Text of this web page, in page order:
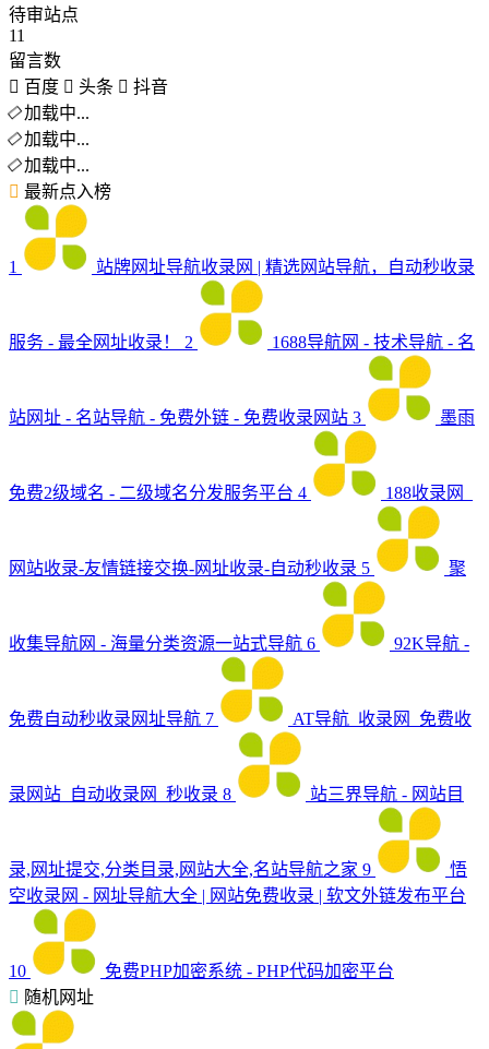
待审站点
11
留言数
百度
头条
抖音
加载中...
加载中...
加载中...
最新点入榜
1 站牌网址导航收录网 | 精选网站导航，自动秒收录
服务 - 最全网址收录！ 2 1688导航网 - 技术导航 - 名
站网址 - 名站导航 - 免费外链 - 免费收录网站 3 墨雨
免费2级域名 - 二级域名分发服务平台 4 188收录网_
网站收录-友情链接交换-网址收录-自动秒收录 5 聚
收集导航网 - 海量分类资源一站式导航 6 92K导航 -
免费自动秒收录网址导航 7 AT导航_收录网_免费收
录网站_自动收录网_秒收录 8 站三界导航 - 网站目
录,网址提交,分类目录,网站大全,名站导航之家 9
悟
空收录网 - 网址导航大全 | 网站免费收录 | 软文外链发布平台
10
免费PHP加密系统 - PHP代码加密平台
随机网址